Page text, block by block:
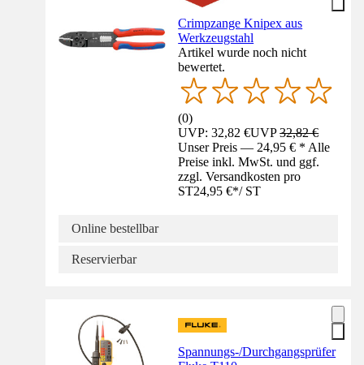
Crimpzange Knipex aus
Werkzeugstahl
Artikel wurde noch nicht
bewertet.
(0)
UVP: 32,82 €UVP32,82 €
Unser Preis — 24,95 € * Alle
Preise inkl. MwSt. und ggf.
zzgl. Versandkosten pro
ST24,95 €*/ ST
Online bestellbar
Reservierbar
Spannungs-/Durchgangsprüfer